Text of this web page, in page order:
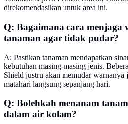
direkomendasikan untuk area ini.
Q: Bagaimana cara menjaga
tanaman agar tidak pudar?
A: Pastikan tanaman mendapatkan
kebutuhan masing-masing jenis.
Shield justru akan memudar warnanya
matahari langsung sepanjang hari.
Q: Bolehkah menanam
dalam air kolam?